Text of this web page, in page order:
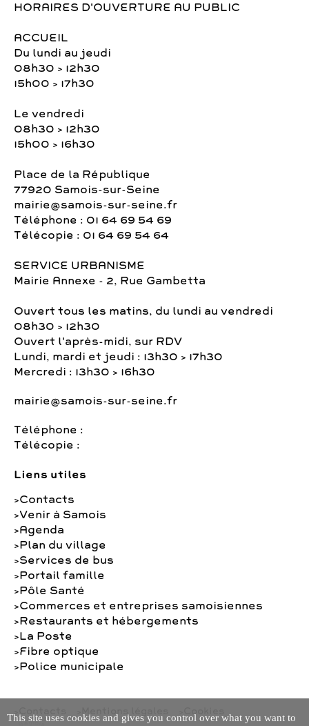
HORAIRES D'OUVERTURE AU PUBLIC
ACCUEIL
Du lundi au jeudi
08h30 > 12h30
15h00 > 17h30
Le vendredi
08h30 > 12h30
15h00 > 16h30
Place de la République
77920 Samois-sur-Seine
mairie@samois-sur-seine.fr
Téléphone : 01 64 69 54 69
Télécopie : 01 64 69 54 64
SERVICE URBANISME
Mairie Annexe - 2, Rue Gambetta
Ouvert tous les matins, du lundi au vendredi
08h30 > 12h30
Ouvert l'après-midi, sur RDV
Lundi, mardi et jeudi : 13h30 > 17h30
Mercredi : 13h30 > 16h30
mairie@samois-sur-seine.fr
Téléphone :
Télécopie :
Liens utiles
Contacts
Venir à Samois
Agenda
Plan du village
Services de bus
Portail famille
Pôle Santé
Commerces et entreprises samoisiennes
Restaurants et hébergements
La Poste
Fibre optique
Police municipale
This site uses cookies and gives you control over what you want to